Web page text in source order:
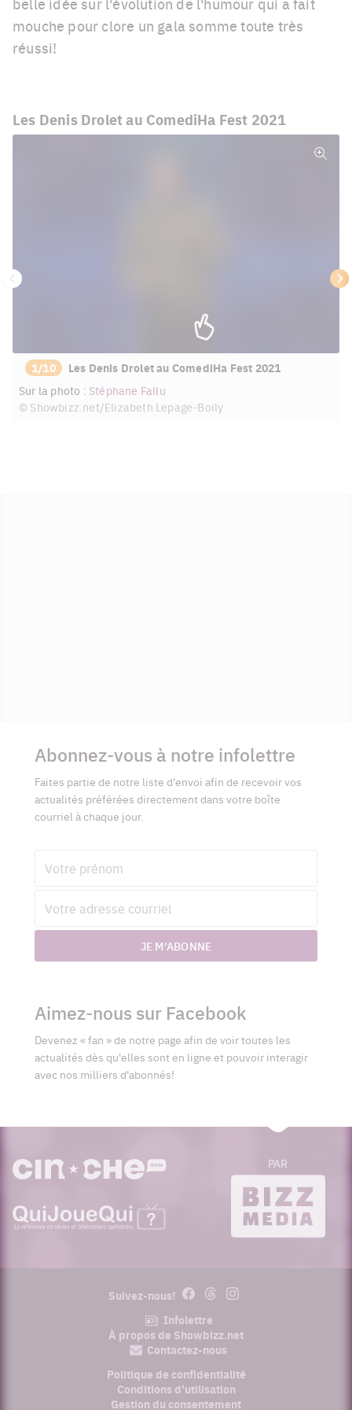
mouche pour clore un gala somme toute très
réussi!
Les Denis Drolet au ComediHa Fest 2021
Plein
1/10
Les Denis Drolet au ComediHa Fest 2021
Sur la photo : Stéphane Fallu
© Showbizz.net/Elizabeth Lepage-Boily
Précédent
complémentaires
Abonnez-vous à notre infolettre
Faites partie de notre liste d'envoi afin de recevoir vos
actualités préférées directement dans votre boîte
courriel à chaque jour.
courriel
JE M'ABONNE
Aimez-nous sur Facebook
Devenez « fan » de notre page afin de voir toutes les
actualités dès qu'elles sont en ligne et pouvoir interagir
avec nos milliers d'abonnés!
cinoche.com
quijouequi.com bizzmedia.ca
PAR
Suivez-nous! FacebookThreadsInstagram
Infolettre
À propos de Showbizz.net
Contactez-nous
Politique de confidentialité
Conditions d'utilisation
Gestion du consentement